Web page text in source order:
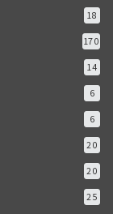
18
170
14
6
6
20
20
25